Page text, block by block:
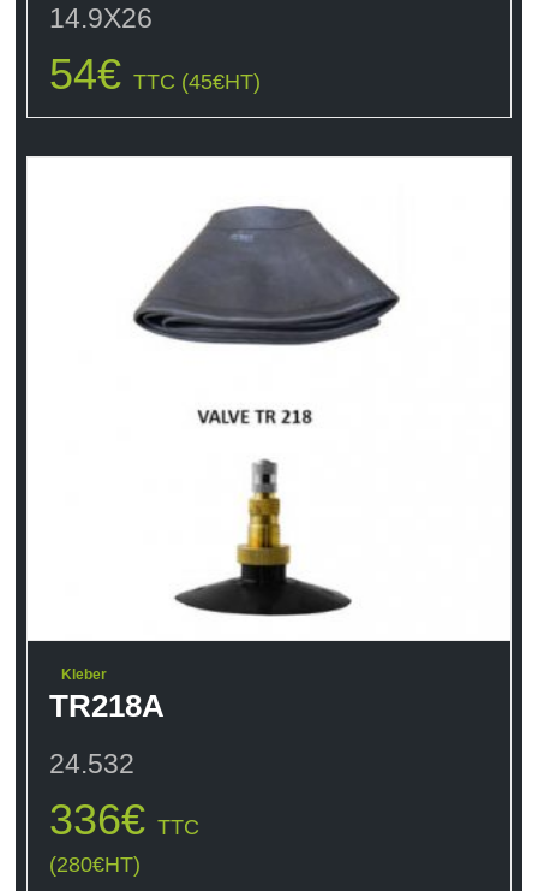
14.9X26
54€ TTC (45€HT)
Kleber
TR218A
24.532
336€ TTC
(280€HT)